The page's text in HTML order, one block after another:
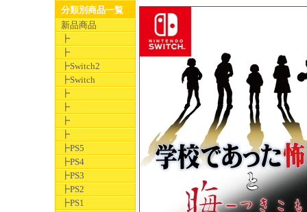
分類別商品一覧
新品商品
┣
┣
┣Switch2
┣Switch
┣
┣
┣
┣
┣PS5
┣PS4
┣PS3
┣PS2
┣PS1